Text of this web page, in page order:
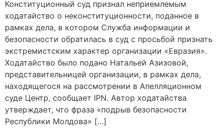
Конституционный суд признал неприемлемым
ходатайство о неконституционности, поданное в
рамках дела, в котором Служба информации и
безопасности обратилась в суд с просьбой признать
экстремистским характер организации «Евразия».
Ходатайство было подано Натальей Азизовой,
представительницей организации, в рамках дела,
находящегося на рассмотрении в Апелляционном
суде Центр, сообщает IPN. Автор ходатайства
утверждает, что фраза «подрыв безопасности
Республики Молдова» […]